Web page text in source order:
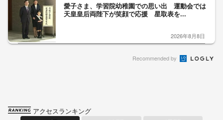
愛子さま、学習院幼稚園での思い出 運動会では
天皇皇后両陛下が笑顔で応援 星取表を...
2026年8月8日
Recommended by
アクセスランキング